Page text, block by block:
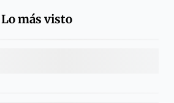
Lo más visto